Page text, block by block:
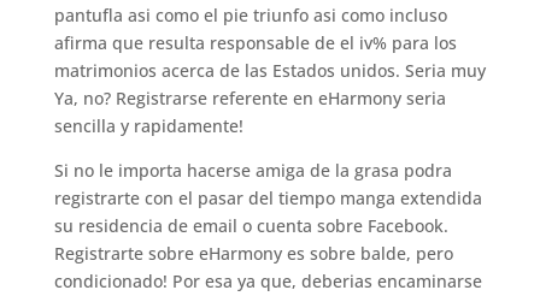
pantufla asi­ como el pie triunfo asi­ como incluso
afirma que resulta responsable de el iv% para los
matrimonios acerca de las Estados unidos. Seri­a muy
Ya, no? Registrarse referente en eHarmony seri­a
sencilla y rapidamente!
Si no le importa hacerse amiga de la grasa podra
registrarte con el pasar del tiempo manga extendida
su residencia de email o cuenta sobre Facebook.
Registrarte sobre eHarmony es sobre balde, pero
condicionado! Por esa ya que, deberias encaminarse